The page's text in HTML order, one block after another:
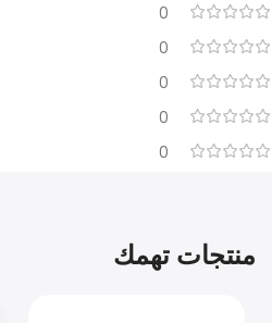
0
0
0
0
0
منتجات تهمك